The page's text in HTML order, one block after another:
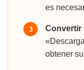
es
3 Convertir
obtener